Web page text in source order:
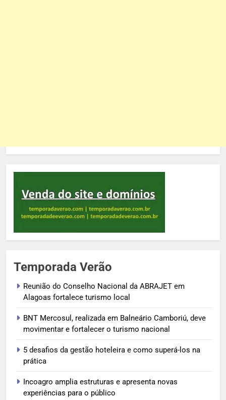
Temporada Verão
Reunião do Conselho Nacional da ABRAJET em
Alagoas fortalece turismo local
BNT Mercosul, realizada em Balneário Camboriú, deve
movimentar e fortalecer o turismo nacional
5 desafios da gestão hoteleira e como superá-los na
prática
Incoagro amplia estruturas e apresenta novas
experiências para o público